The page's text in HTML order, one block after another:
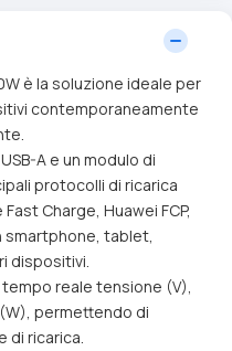
è la soluzione ideale per
contemporaneamente
A e un modulo di
protocolli di ricarica
Charge, Huawei FCP,
smartphone, tablet,
dispositivi.
reale tensione (V),
permettendo di
di ricarica.